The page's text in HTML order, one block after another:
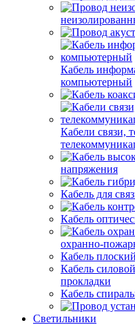
Кабель
компьютерный
Кабели связи,
напряжения
Кабель для
Кабель
охранно-
Кабель плоский
Кабель
прокладки
Кабель
Светильники